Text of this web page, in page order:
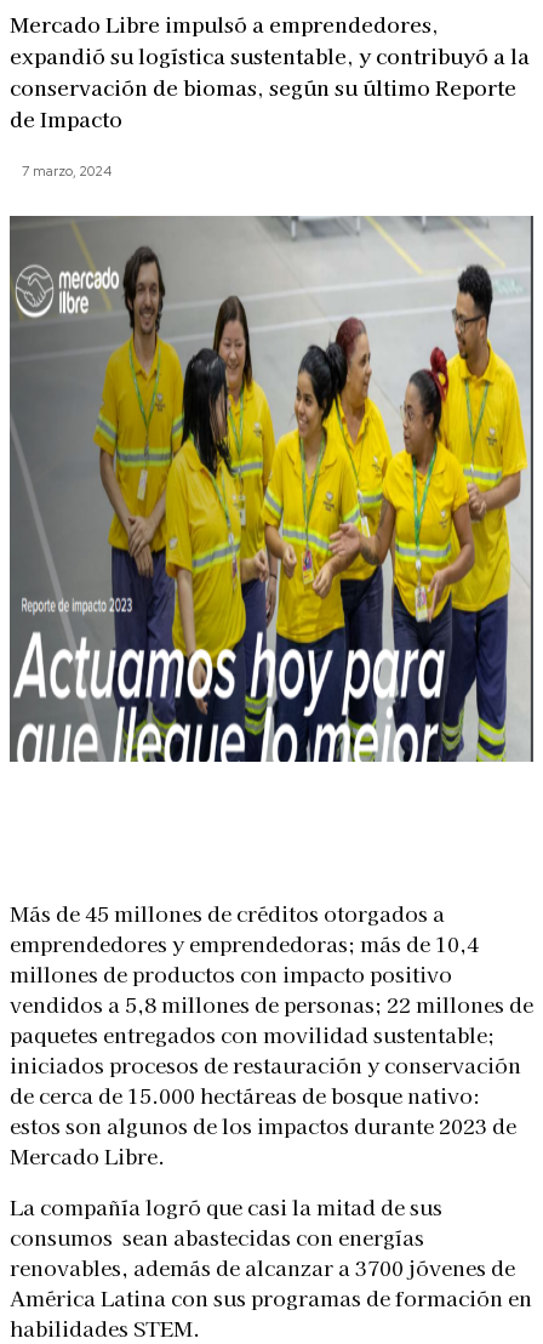
Mercado Libre impulsó a emprendedores,
expandió su logística sustentable, y contribuyó a la
conservación de biomas, según su último Reporte
de Impacto
7 marzo, 2024
Más de 45 millones de créditos otorgados a
emprendedores y emprendedoras; más de 10,4
millones de productos con impacto positivo
vendidos a 5,8 millones de personas; 22 millones de
paquetes entregados con movilidad sustentable;
iniciados procesos de restauración y conservación
de cerca de 15.000 hectáreas de bosque nativo:
estos son algunos de los impactos durante 2023 de
Mercado Libre.
La compañía logró que casi la mitad de sus
consumos sean abastecidas con energías
renovables, además de alcanzar a 3700 jóvenes de
América Latina con sus programas de formación en
habilidades STEM.